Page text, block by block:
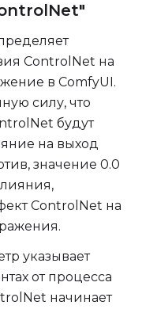
ControlNet на
в ComfyUI.
силу, что
будут
на выход
значение 0.0
ControlNet на
указывает
от процесса
начинает